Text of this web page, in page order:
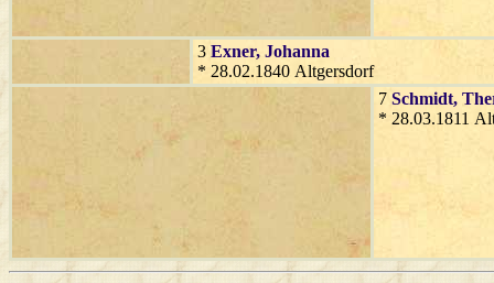
3 Exner, Johanna
* 28.02.1840 Altgersdorf
7 Schmidt,
* 28.03.1811